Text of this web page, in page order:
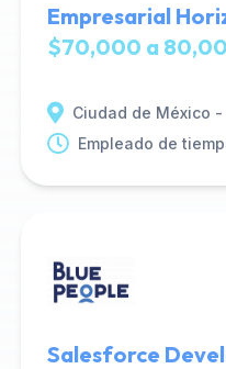
Empresarial
$70,000 a
Ciudad de México -
Empleado de
Salesforce